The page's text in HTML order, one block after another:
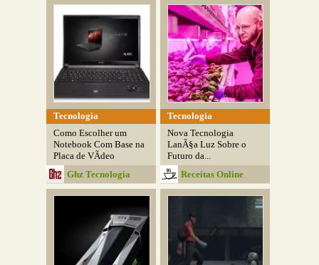
Tecnologia
Como Escolher um
Notebook Com Base na
Placa de VÃ­deo
Ghz Tecnologia
Tecnologia
Nova Tecnologia
LanÃ§a Luz Sobre o
Futuro da...
Receitas Online